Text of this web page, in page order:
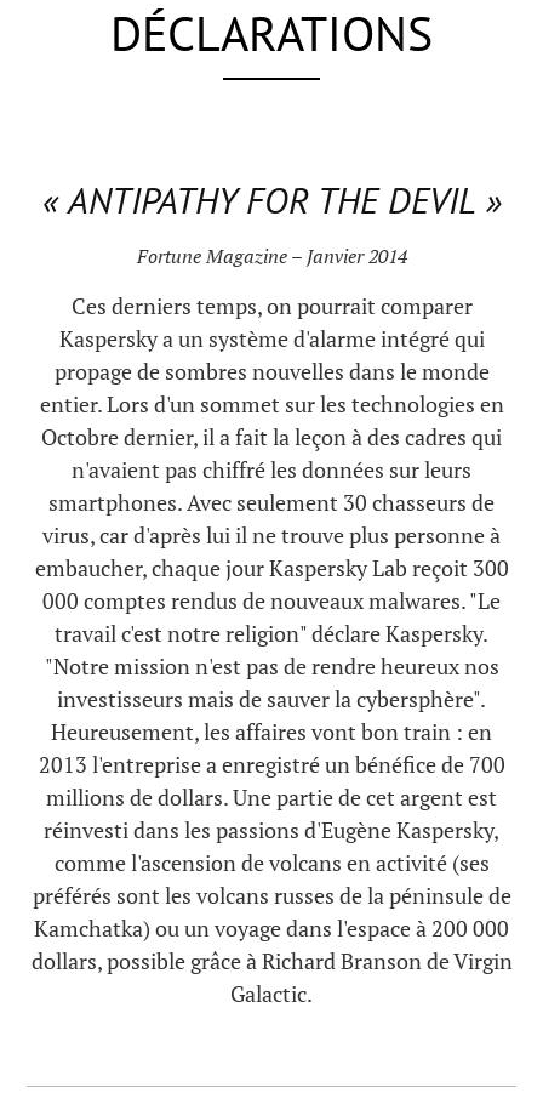
DÉCLARATIONS
« ANTIPATHY FOR THE DEVIL »
Fortune Magazine – Janvier 2014
Ces derniers temps, on pourrait comparer
Kaspersky a un système d'alarme intégré qui
propage de sombres nouvelles dans le monde
entier. Lors d'un sommet sur les technologies en
Octobre dernier, il a fait la leçon à des cadres qui
n'avaient pas chiffré les données sur leurs
smartphones. Avec seulement 30 chasseurs de
virus, car d'après lui il ne trouve plus personne à
embaucher, chaque jour Kaspersky Lab reçoit 300
000 comptes rendus de nouveaux malwares. "Le
travail c'est notre religion" déclare Kaspersky.
"Notre mission n'est pas de rendre heureux nos
investisseurs mais de sauver la cybersphère".
Heureusement, les affaires vont bon train : en
2013 l'entreprise a enregistré un bénéfice de 700
millions de dollars. Une partie de cet argent est
réinvesti dans les passions d'Eugène Kaspersky,
comme l'ascension de volcans en activité (ses
préférés sont les volcans russes de la péninsule de
Kamchatka) ou un voyage dans l'espace à 200 000
dollars, possible grâce à Richard Branson de Virgin
Galactic.